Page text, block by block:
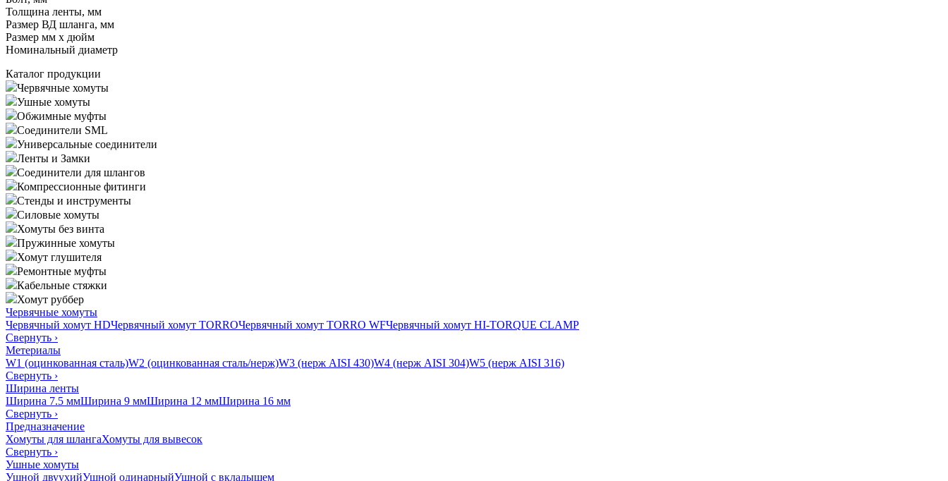
Толщина ленты, мм
Размер ВД шланга, мм
Размер мм x дюйм
Номинальный диаметр
Каталог продукции
Червячные хомуты
Ушные хомуты
Обжимные муфты
Соединители SML
Универсальные соединители
Ленты и Замки
Соединители для шлангов
Компрессионные фитинги
Стенды и инструменты
Силовые хомуты
Хомуты без винта
Пружинные хомуты
Хомут глушителя
Ремонтные муфты
Кабельные стяжки
Хомут руббер
Червячные хомуты
Червячный хомут HDЧервячный хомут TORROЧервячный хомут TORRO WFЧервячный хомут HI-TORQUE CLAMP
Свернуть ›
Метериалы
W1 (оцинкованная сталь)W2 (оцинкованная сталь/нерж)W3 (нерж AISI 430)W4 (нерж AISI 304)W5 (нерж AISI 316)
Свернуть ›
Ширина ленты
Ширина 7.5 ммШирина 9 ммШирина 12 ммШирина 16 мм
Свернуть ›
Предназначение
Хомуты для шлангаХомуты для вывесок
Свернуть ›
Ушные хомуты
Ушной двуухийУшной одинарныйУшной с вкладышем